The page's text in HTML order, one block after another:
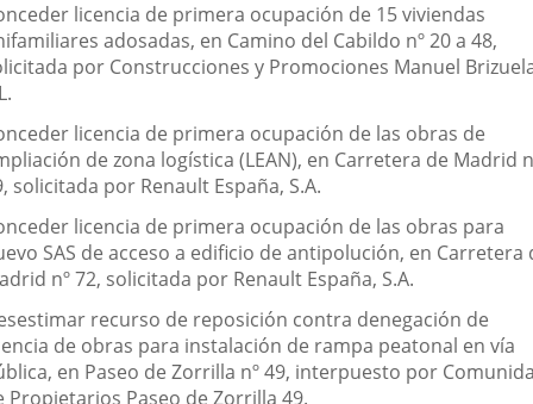
licencia de primera ocupación de 15 viviendas
adosadas, en Camino del Cabildo nº 20 a 48,
por Construcciones y Promociones Manuel
licencia de primera ocupación de las obras de
de zona logística (LEAN), en Carretera de Madrid
solicitada por Renault España, S.A.
licencia de primera ocupación de las obras para
SAS de acceso a edificio de antipolución, en Carretera
nº 72, solicitada por Renault España, S.A.
recurso de reposición contra denegación de
de obras para instalación de rampa peatonal en vía
en Paseo de Zorrilla nº 49, interpuesto por
Propietarios Paseo de Zorrilla 49.